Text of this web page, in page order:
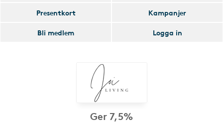
Presentkort
Kampanjer
Bli medlem
Logga in
Ger 7,5%